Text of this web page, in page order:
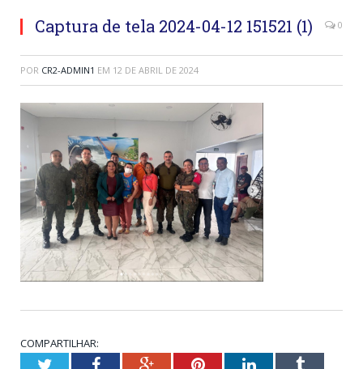
Captura de tela 2024-04-12 151521 (1) 0
POR CR2-ADMIN1 EM 12 DE ABRIL DE 2024
COMPARTILHAR:
TwitterFacebookGoogle+PinterestLinkedInTumblr